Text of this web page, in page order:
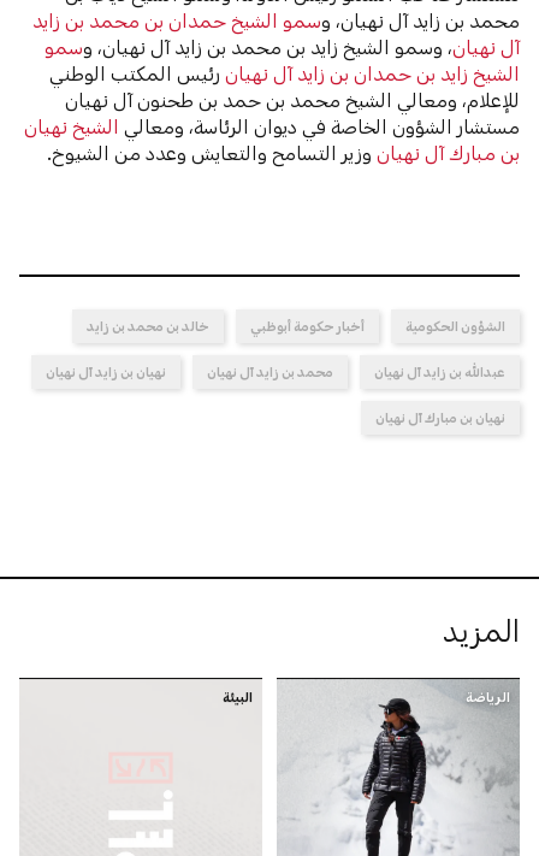
محمد بن زايد آل نهيان، وسمو الشيخ حمدان بن محمد بن زايد
آل نهيان، وسمو الشيخ زايد بن محمد بن زايد آل نهيان، وسمو
الشيخ زايد بن حمدان بن زايد آل نهيان رئيس المكتب الوطني
للإعلام، ومعالي الشيخ محمد بن حمد بن طحنون آل نهيان
مستشار الشؤون الخاصة في ديوان الرئاسة، ومعالي الشيخ نهيان
بن مبارك آل نهيان وزير التسامح والتعايش وعدد من الشيوخ.
الشؤون الحكومية أخبار حكومة أبوظبي خالد بن محمد بن زايد
عبدالله بن زايد آل نهيان محمد بن زايد آل نهيان نهيان بن زايد آل نهيان
نهيان بن مبارك آل نهيان
المزيد
الرياضة البيئة